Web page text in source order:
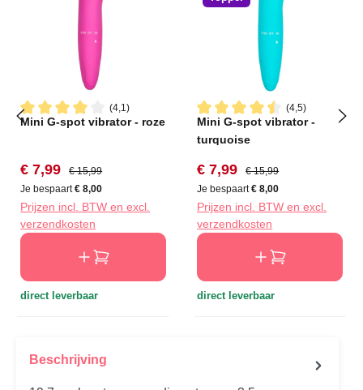
(4,1)
Gemiddelde waardering van 4.1 van 5 sterren
Mini G-spot vibrator - roze
Verkoopprijs:
€ 7,99 Normale prijs:
€ 15,99
Je bespaart€ 8,00
Prijzen incl. BTW en excl.
verzendkosten
direct leverbaar
(4,5)
Gemiddelde waardering van
Mini G-spot vibrator -
turquoise
Verkoopprijs:
€ 7,99 Normale prijs:
€ 15,99
Je bespaart€ 8,00
Prijzen incl. BTW en excl.
verzendkosten
direct leverbaar
Beschrijving